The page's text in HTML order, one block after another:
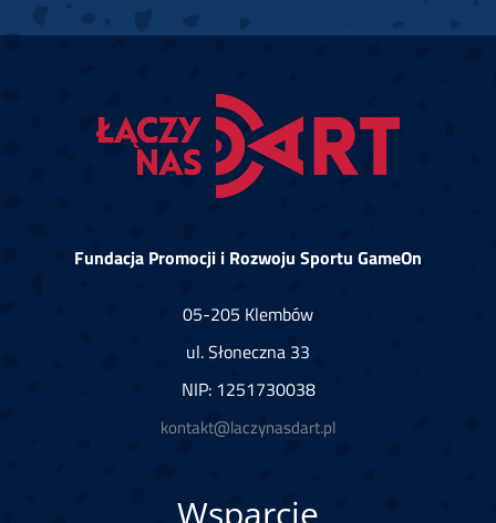
Fundacja Promocji i Rozwoju Sportu GameOn
05-205 Klembów
ul. Słoneczna 33
NIP: 1251730038
kontakt@laczynasdart.pl